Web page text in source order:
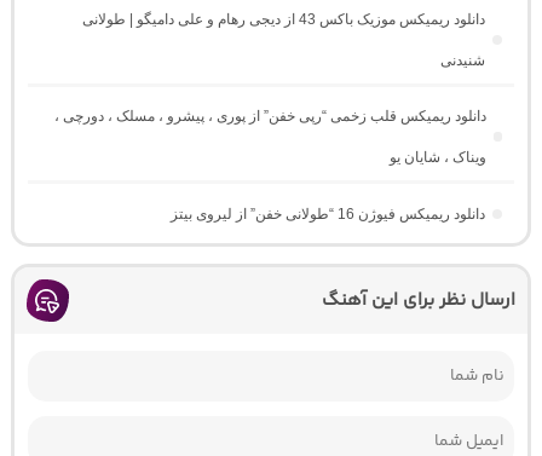
دانلود ریمیکس موزیک باکس 43 از دیجی رهام و علی دامیگو | طولانی
شنیدنی
دانلود ریمیکس قلب زخمی “رپی خفن” از پوری ، پیشرو ، مسلک ، دورچی ،
ویناک ، شایان یو
دانلود ریمیکس فیوژن 16 “طولانی خفن” از لیروی بیتز
ارسال نظر برای این آهنگ